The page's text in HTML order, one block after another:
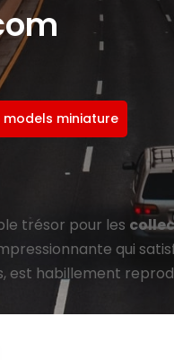
models miniature
trésor pour les
qui
est habillement